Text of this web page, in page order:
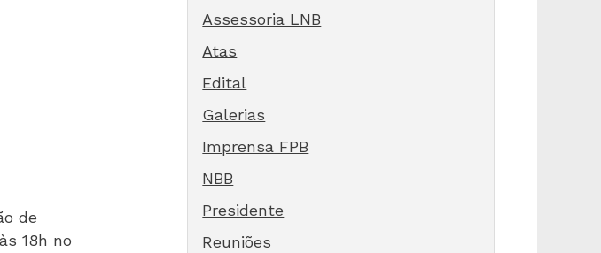
de
18h no
Assessoria LNB
Atas
Edital
Galerias
Imprensa FPB
NBB
Presidente
Reuniões